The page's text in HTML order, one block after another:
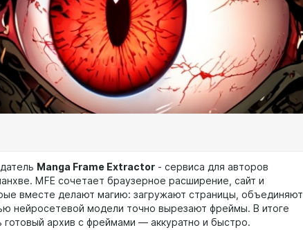
Manga Frame Extractor - сервиса для авторов
MFE сочетает браузерное расширение, сайт и
вместе делают магию: загружают страницы, объединяют
нейросетевой модели точно вырезают фреймы. В итоге
готовый архив с фреймами — аккуратно и быстро.